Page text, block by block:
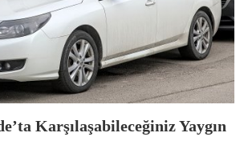
veya elektronik sistem problemleriyle ilgili